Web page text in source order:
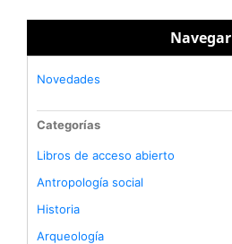
Navegar
Novedades
Categorías
Libros de acceso abierto
Antropología social
Historia
Arqueología